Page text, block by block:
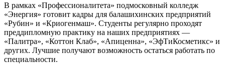
В рамках «Профессионалитета» подмосковный колледж
«Энергия» готовит кадры для балашихинских предприятий
«Рубин» и «Криогенмаш». Студенты регулярно проходят
преддипломную практику на наших предприятиях —
«Палитра», «Коттон Клаб», «Апиценна», «ЭфТиКосметикс» и
других. Лучшие получают возможность остаться работать по
специальности.